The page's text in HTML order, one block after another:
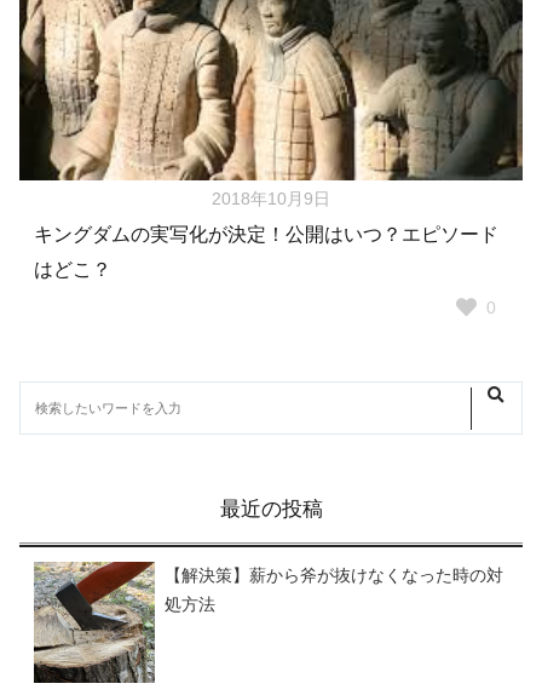
2018年10月9日
キングダムの実写化が決定！公開はいつ？エピソード
はどこ？
0
最近の投稿
【解決策】薪から斧が抜けなくなった時の対
処方法